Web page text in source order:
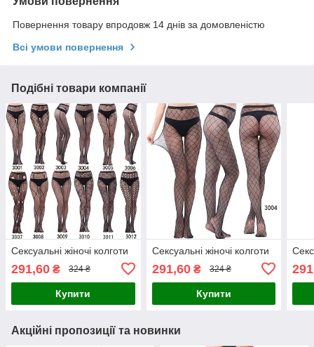
Повернення товару впродовж 14 днів за домовленістю
Всі умови повернення
Подібні товари компанії
Сексуальні жіночі колготи
291,60 ₴ 324 ₴
Купити
Сексуальні жіночі колготи
291,60₴ 324 ₴
Купити
Акційні пропозиції та новинки